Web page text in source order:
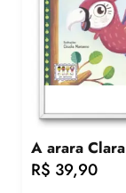
A arara Clara
R$ 39,90